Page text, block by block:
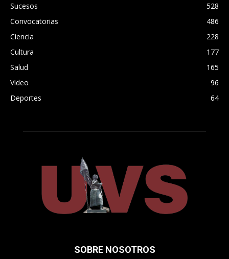
Sucesos
528
Convocatorias
486
Ciencia
228
Cultura
177
Salud
165
Video
96
Deportes
64
SOBRE NOSOTROS